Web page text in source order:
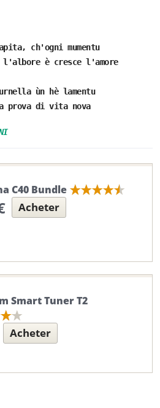
ch'ogni mumentu
è cresce l'amore
ùn hè lamentu
prova di vita nova
C40 Bundle
Acheter
Smart Tuner T2
Acheter